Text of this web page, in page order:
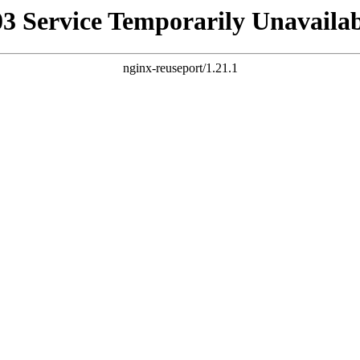
Service Temporarily
nginx-reuseport/1.21.1